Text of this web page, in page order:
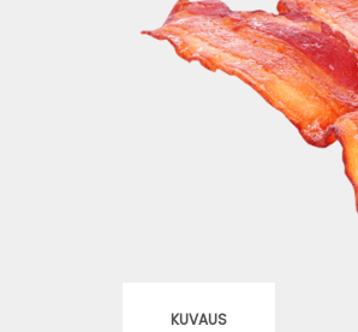
KUVAUS